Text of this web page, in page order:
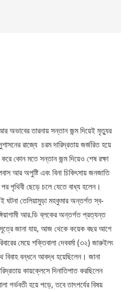
অভাবের তারনায় সন্তান জন্ম দিয়েই মৃত্যুর
রাজ্যে চরম দারিদ্রতায় জর্জরিত হয়ে
কোন মতে সন্তান জন্ম দিয়েও শেষ রক্ষা
আর অপুষ্টি এবং বিনা চিকিৎসায় জনজাতি
পৃথিবী ছেড়ে চলে যেতে বাধ্য হলেন।
তেলিয়ামুড়া মহকুমার অন্তর্গত স্ব-
আর.ডি ব্লকের অন্তর্গত প্রত্যন্ত
জানা যায়, আজ থেকে কয়েক বছর আগে
মেয়ে শক্তিবালা দেববর্মা (৩২) জারুইলং
বিবাহ বন্ধনে আবদ্ধ হয়েছিলেন। জানা
কায়ক্লেসে দিনাতিপাত করছিলেন
গর্ভবতী হয়ে পড়ে, তবে তাৎপর্যের বিষয়